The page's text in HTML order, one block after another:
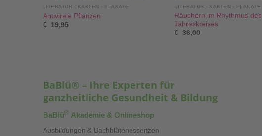
LITERATUR - KARTEN - PLAKATE
Antivirale Pflanzen
€
19,95
LITERATUR - KARTEN - PLAKATE
Räuchern im Rhythmus des
Jahreskreises
€
36,00
BaBlü® – Ihre Experten für
ganzheitliche Gesundheit & Bildung
BaBlü® Akademie & Onlineshop
Ausbildungen & Bachblütenessenzen